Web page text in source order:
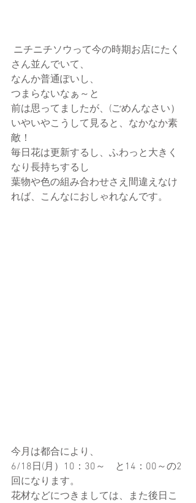
さん並んでいて、
なんか普通ぽいし、
つまらないなぁ～と
前は思ってましたが、(ごめんなさい）
いやいやこうして見ると、なかなか素
敵！
毎日花は更新するし、ふわっと大きく
なり長持ちするし
葉物や色の組み合わせさえ間違えなけ
れば、こんなにおしゃれなんです。
今月は都合により、
6/18日(月）10：30～　と14：00～の2
回になります。
花材などにつきましては、また後日こ